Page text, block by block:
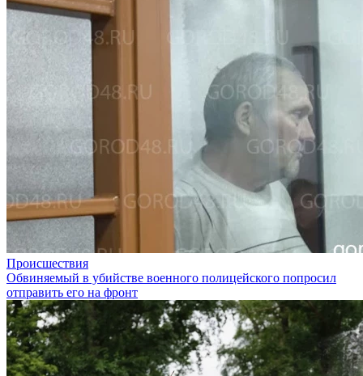
Происшествия
Обвиняемый в убийстве военного полицейского попросил
отправить его на фронт